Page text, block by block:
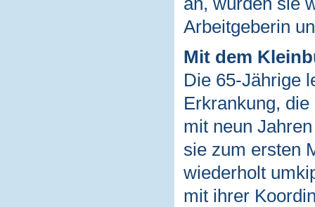
Arbeitgeberin
Mit dem
Die 65-Jährige
Erkrankung,
mit neun
sie zum ersten
wiederholt
mit ihrer